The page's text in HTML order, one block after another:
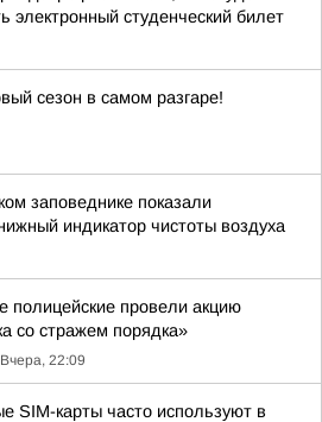
электронный студенческий билет
сезон в самом разгаре!
заповеднике показали
индикатор чистоты воздуха
полицейские провели акцию
со стражем порядка»
Вчера, 22:09
SIM-карты часто используют в